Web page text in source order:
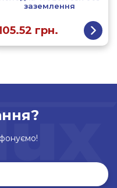
заземлення
грн.